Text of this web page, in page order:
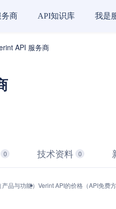
商 API知识库 我是
API 服务商
0 技术资料 0
品与功能） Verint API的价格（API免费